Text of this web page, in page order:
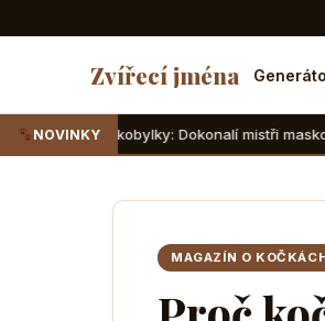
Zvířecí jména
NOVINKYDokonalí mistři maskování, které v
MAGAZÍN O